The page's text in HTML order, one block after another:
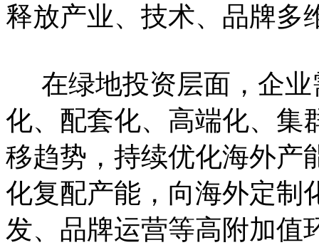
释放产业、技术、品牌多
在绿地投资层面，企业
化、配套化、高端化、集
移趋势，持续优化海外产
化复配产能，向海外定制
发、品牌运营等高附加值